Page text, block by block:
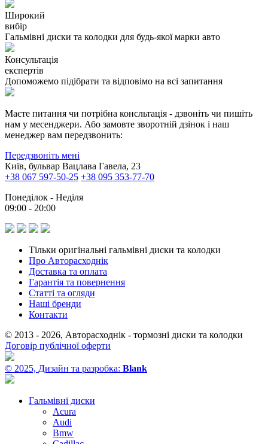
Широкий
вибір
Гальмівні диски та колодки для будь-якої марки авто
Консультація
експертів
Допоможемо підібрати та відповімо на всі запитання
Маєте питання чи потрібна консльтація - дзвоніть чи пишіть
нам у месенджери. Або замовте зворотній дзінок і наш
менеджер вам передзвонить:
Передзвоніть мені
Київ, бульвар Вацлава Гавела, 23
+38 067 597-50-25 +38 095 353-77-70
Понеділок - Неділя
09:00 - 20:00
Тільки оригінальні гальмівні диски та колодки
Про Авторасходнік
Доставка та оплата
Гарантія та повернення
Статті та огляди
Наші бренди
Контакти
© 2013 - 2026, Авторасходнік - тормозні диски та колодки
Договір публічної оферти
© 2025, Дизайн та разробка: Blank
Гальмівні диски
Acura
Audi
Bmw